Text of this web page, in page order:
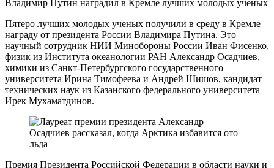
Владимир Путин наградил в Кремле лучших молодых ученых
Пятеро лучших молодых ученых получили в среду в Кремле
награду от президента России Владимира Путина. Это
научный сотрудник НИИ Минобороны России Иван Фисенко,
физик из Института океанологии РАН Александр Осадчиев,
химики из Санкт-Петербургского государственного
университета Ирина Тимофеева и Андрей Шишов, кандидат
технических наук из Казанского федерального университета
Ирек Мухаматдинов.
Премия Президента Российской Федерации в области науки и